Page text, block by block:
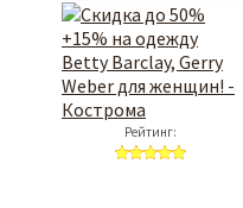
Рейтинг: